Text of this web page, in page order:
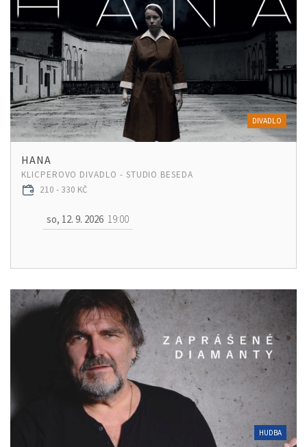
DIVADLO
HANA
KLICPEROVO DIVADLO - STUDIO BESEDA
210 - 330 KČ
so, 12. 9. 2026 19:00
HUDBA